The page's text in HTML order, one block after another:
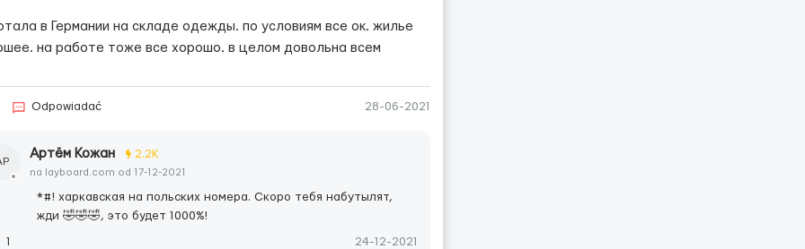
в Германии на складе одежды. по условиям все ок. жилье
на работе тоже все хорошо. в целом довольна всем
Odpowiadać 28-06-2021
Артём Кожан 2.2K
na layboard.com od 17-12-2021
*#! харкавская на польских номера. Скоро тебя набутылят,
жди 🤣🤣🤣, это будет 1000%!
1 24-12-2021